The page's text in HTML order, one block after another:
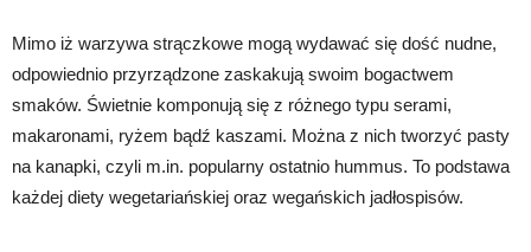
Mimo iż warzywa strączkowe mogą wydawać się dość nudne,
odpowiednio przyrządzone zaskakują swoim bogactwem
smaków. Świetnie komponują się z różnego typu serami,
makaronami, ryżem bądź kaszami. Można z nich tworzyć pasty
na kanapki, czyli m.in. popularny ostatnio hummus. To podstawa
każdej diety wegetariańskiej oraz wegańskich jadłospisów.